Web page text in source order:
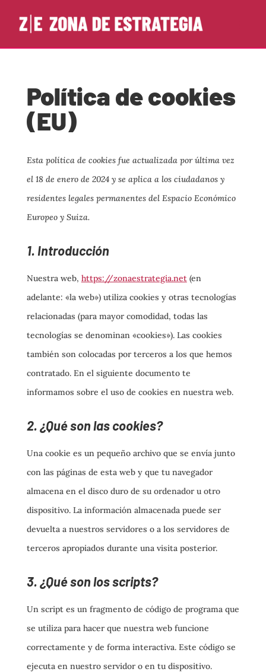
Política de cookies
(EU)
Esta política de cookies fue actualizada por última vez
el 18 de enero de 2024 y se aplica a los ciudadanos y
residentes legales permanentes del Espacio Económico
Europeo y Suiza.
1. Introducción
Nuestra web, https://zonaestrategia.net(en
adelante: «la web») utiliza cookies y otras tecnologías
relacionadas (para mayor comodidad, todas las
tecnologías se denominan «cookies»). Las cookies
también son colocadas por terceros a los que hemos
contratado. En el siguiente documento te
informamos sobre el uso de cookies en nuestra web.
2. ¿Qué son las cookies?
Una cookie es un pequeño archivo que se envía junto
con las páginas de esta web y que tu navegador
almacena en el disco duro de su ordenador u otro
dispositivo. La información almacenada puede ser
devuelta a nuestros servidores o a los servidores de
terceros apropiados durante una visita posterior.
3. ¿Qué son los scripts?
Un script es un fragmento de código de programa que
se utiliza para hacer que nuestra web funcione
correctamente y de forma interactiva. Este código se
ejecuta en nuestro servidor o en tu dispositivo.